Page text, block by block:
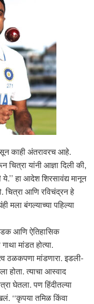
काही अंतरावरच आहे.
यांनी आज्ञा दिली की,
हा आदेश शिरसावंद्य मानून
चित्रा आणि रविचंद्रन हे
मला बंगल्याच्या पहिल्या
आणि ऐतिहासिक
मांडत होत्या.
ठळकपणा मांडणारा. इडली-
होता. त्याचा आस्वाद
घेतला. पण हिंदीतल्या
‘‘कृपया तमिळ किंवा